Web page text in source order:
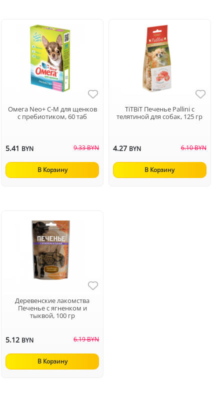
Омега Neo+ С-М для щенков
с пребиотиком, 60 таб
5.41 BYN 9.33 BYN
В Корзину
TiTBiT Печенье Pallini с
телятиной для собак, 125 гр
4.27 BYN 6.10 BYN
В Корзину
Деревенские лакомства
Печенье с ягненком и
тыквой, 100 гр
5.12 BYN 6.19 BYN
В Корзину